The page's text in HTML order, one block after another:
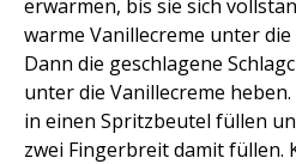
erwärmen, bis sie sich
warme Vanillecreme unter
Dann die geschlagene
unter die Vanillecreme
in einen Spritzbeutel füllen
zwei Fingerbreit damit füllen.